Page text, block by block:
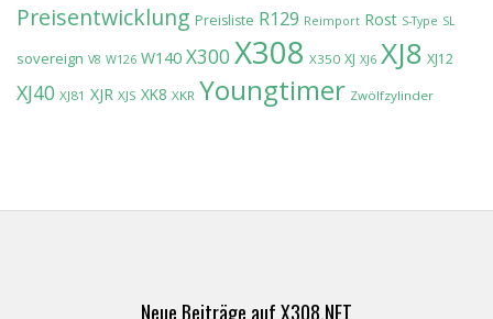
Preisentwicklung Preisliste R129 Reimport Rost S-Type SL
sovereign V8 W126 W140 X300 X308 X350 XJ XJ6 XJ8 XJ12
XJ40 XJ81 XJR XJS XK8 XKR Youngtimer Zwölfzylinder
Neue Beiträge auf X308.NET